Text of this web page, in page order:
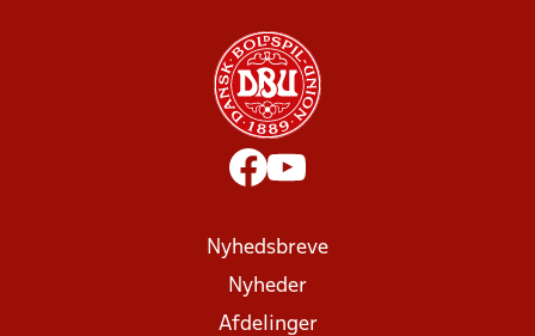
Nyhedsbreve
Nyheder
Afdelinger